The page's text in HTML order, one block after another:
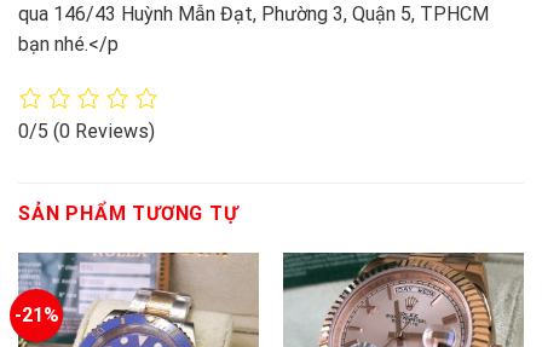
qua 146/43 Huỳnh Mẫn Đạt, Phường 3, Quận 5, TPHCM
bạn nhé.</p
0/5 (0 Reviews)
SẢN PHẨM TƯƠNG TỰ
-21%